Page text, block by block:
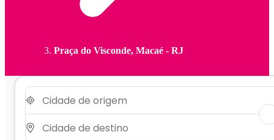
Praça do Visconde, Macaé - RJ